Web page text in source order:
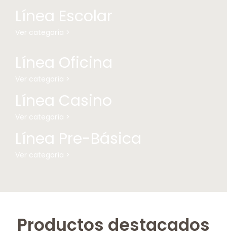
Línea Escolar
Ver categoría >
Línea Oficina
Ver categoría >
Línea Casino
Ver categoría >
Línea Pre-Básica
Ver categoría >
Productos destacados